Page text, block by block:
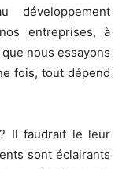
entreprises, à
nous essayons
fois, tout dépend
Il faudrait le leur
sont éclairants